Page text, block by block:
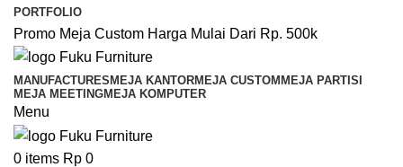
PORTFOLIO
Promo Meja Custom Harga Mulai Dari Rp. 500k
MANUFACTURES MEJA KANTORMEJA CUSTOM MEJA PARTISI
MEJA MEETINGMEJA KOMPUTER
Menu
0 items Rp 0